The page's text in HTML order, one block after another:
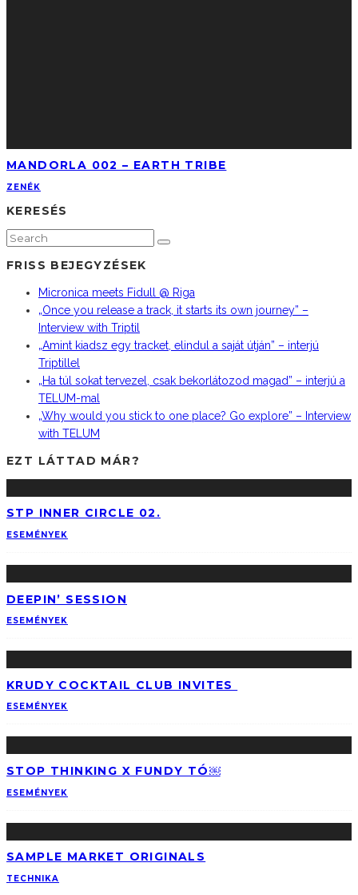
MANDORLA 002 – EARTH TRIBE
ZENÉK
KERESÉS
FRISS BEJEGYZÉSEK
Micronica meets Fidull @ Riga
„Once you release a track, it starts its own journey” –
Interview with Triptil
„Amint kiadsz egy tracket, elindul a saját útján” – interjú
Triptillel
„Ha túl sokat tervezel, csak bekorlátozod magad” – interjú a
TELUM-mal
„Why would you stick to one place? Go explore” – Interview
with TELUM
EZT LÁTTAD MÁR?
STP INNER CIRCLE 02.
ESEMÉNYEK
DEEPIN’ SESSION
ESEMÉNYEK
KRUDY COCKTAIL CLUB INVITES
ESEMÉNYEK
STOP THINKING X FUNDY TÓ￼
ESEMÉNYEK
SAMPLE MARKET ORIGINALS
TECHNIKA